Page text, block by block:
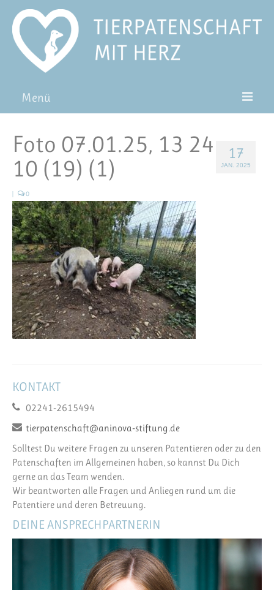
Menü
Pat*in werden
Patenschaft verschenken
Blog
FAQ
17
JAN. 2025
Foto 07.01.25, 13 24
10 (19) (1)
| 0
KONTAKT
02241-2615494
tierpatenschaft@aninova-stiftung.de
Solltest Du weitere Fragen zu unseren Patentieren oder zu den
Patenschaften im Allgemeinen haben, so kannst Du Dich
gerne an das Team wenden.
Wir beantworten alle Fragen und Anliegen rund um die
Patentiere und deren Betreuung.
DEINE ANSPRECHPARTNERIN